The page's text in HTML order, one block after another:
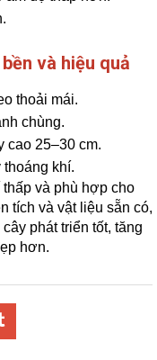
và hiệu quả
thoải mái.
chùng.
cao 25–30 cm.
thoáng khí.
thấp và phù hợp cho
tích và vật liệu sẵn có,
phát triển tốt, tăng
hơn.